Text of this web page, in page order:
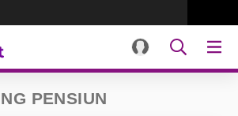
PENSIUN